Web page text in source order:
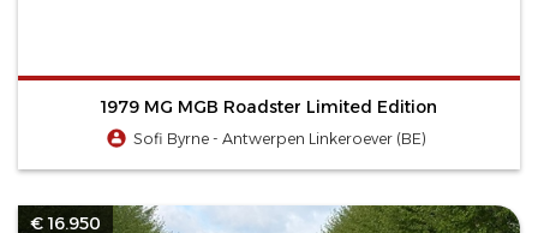
1979 MG MGB Roadster Limited Edition
Sofi Byrne - Antwerpen Linkeroever (BE)
€ 16.950